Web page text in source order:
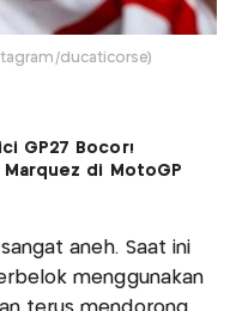
ducaticorse)
GP27 Bocor!
Marquez di MotoGP
aneh. Saat ini
menggunakan